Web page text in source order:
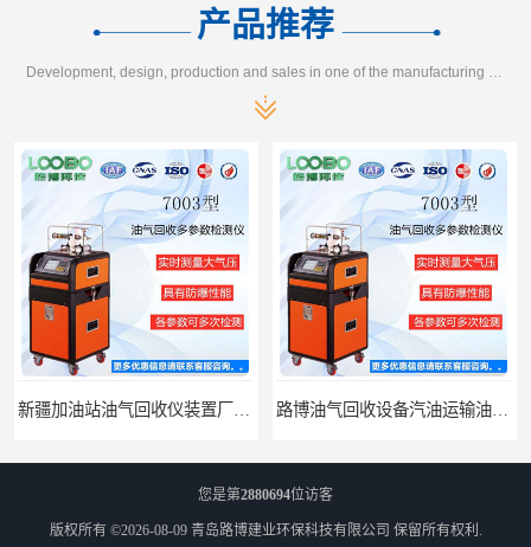
产品推荐
您是第2880694位访客
版权所有 ©2026-08-09 青岛路博建业环保科技有限公司 保留所有权利.